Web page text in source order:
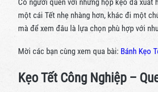
Có người quen với những hộp kẹo đã xuất
một cái Tết nhẹ nhàng hơn, khác đi một
mà để xem đâu là lựa chọn phù hợp với
Mời các bạn cùng xem qua bài: Bánh Kẹo
Kẹo Tết Công Nghiệp –